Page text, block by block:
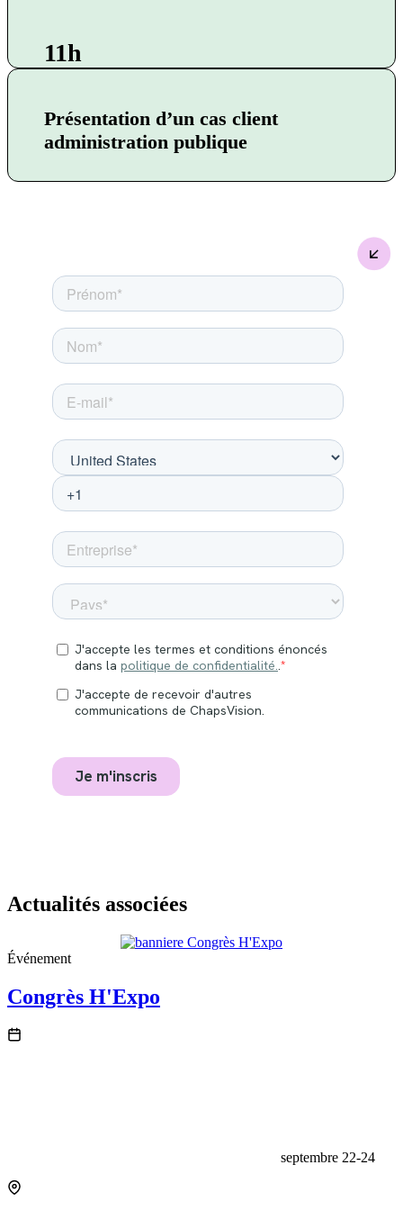
11h
Présentation d’un cas client
administration publique
Actualités associées
Événement
Congrès H'Expo
septembre 22-24